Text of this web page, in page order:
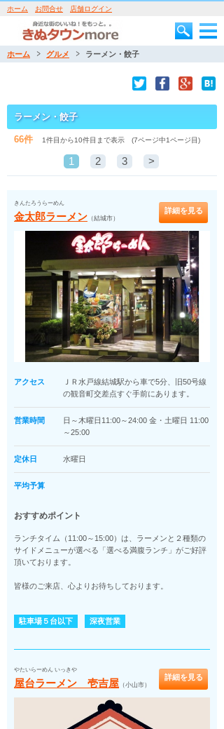
ホーム お問合せ 店舗ログイン
ホーム グルメ ラーメン・餃子
ラーメン・餃子
66件 1件目から10件目まで表示 (7ページ中1ページ目)
1 2 3 >
きんたろうらーめん
金太郎ラーメン （結城市）
詳細を見る
アクセス
ＪＲ水戸線結城駅から車で5分、旧50号線
の観音町交差点すぐ手前にあります。
営業時間
日～木曜日11:00～24:00 金・土曜日 11:00
～25:00
定休日 水曜日
平均予算
おすすめポイント
ランチタイム（11:00～15:00）は、ラーメンと２種類の
サイドメニューが選べる「選べる満腹ランチ」がご好評
頂いております。
皆様のご来店、心よりお待ちしております。
駐車場５台以下 深夜営業
やたいらーめん いっきや
屋台ラーメン 壱吉屋 （小山市）
詳細を見る